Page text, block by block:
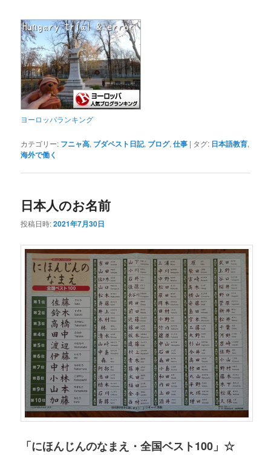
ヨーロッパランキング
カテゴリー: フニャ高, ブダペスト日記, ブログ,仕事 | タグ: 日本語教育,
海外で働く
日本人のお名前
投稿日時:2021年7月30日
「にほんじんのなまえ・全国ベスト100」☆